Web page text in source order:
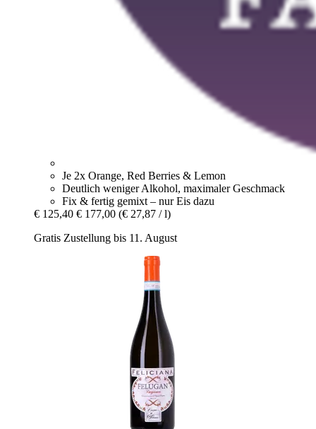
Je 2x Orange, Red Berries & Lemon
Deutlich weniger Alkohol, maximaler Geschmack
Fix & fertig gemixt – nur Eis dazu
€ 125,40 € 177,00 (€ 27,87 / l)
Gratis Zustellung bis 11. August